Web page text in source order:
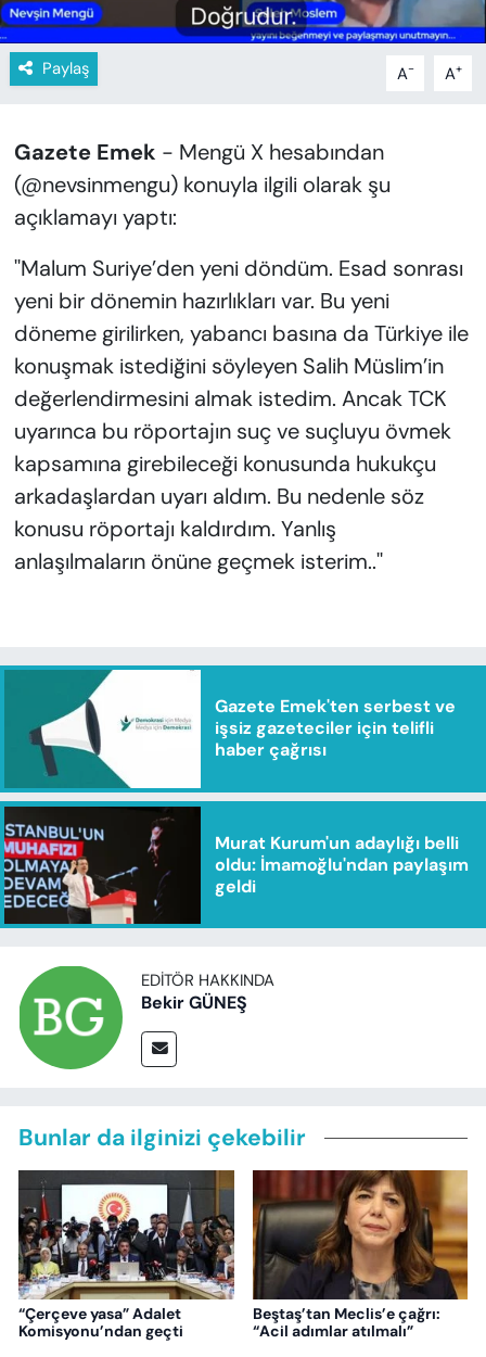
Paylaş A- A+
Gazete Emek - Mengü X hesabından
(@nevsinmengu) konuyla ilgili olarak şu
açıklamayı yaptı:
''Malum Suriye’den yeni döndüm. Esad sonrası
yeni bir dönemin hazırlıkları var. Bu yeni
döneme girilirken, yabancı basına da Türkiye ile
konuşmak istediğini söyleyen Salih Müslim’in
değerlendirmesini almak istedim. Ancak TCK
uyarınca bu röportajın suç ve suçluyu övmek
kapsamına girebileceği konusunda hukukçu
arkadaşlardan uyarı aldım. Bu nedenle söz
konusu röportajı kaldırdım. Yanlış
anlaşılmaların önüne geçmek isterim..''
Gazete Emek'ten serbest ve
işsiz gazeteciler için telifli
haber çağrısı
Murat Kurum'un adaylığı belli
oldu: İmamoğlu'ndan paylaşım
geldi
EDITÖR HAKKINDA
Bekir GÜNEŞ
Bunlar da ilginizi çekebilir
“Çerçeve yasa” Adalet
Komisyonu’ndan geçti
Beştaş’tan Meclis’e çağrı:
“Acil adımlar atılmalı”
MAGAZİN
ÖZEL HABER
SİYASET
VAN VE DİYARBAKIR HABERLERİ